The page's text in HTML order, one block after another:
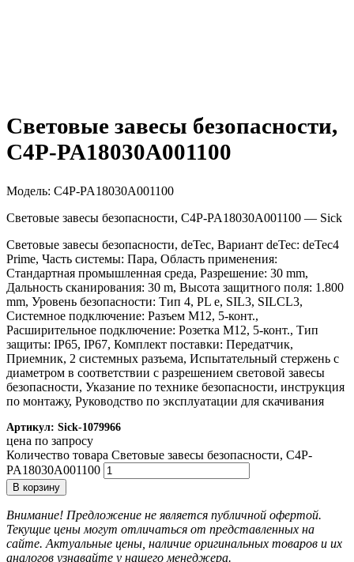
Световые завесы безопасности,
C4P-PA18030A001100
Модель: C4P-PA18030A001100
Световые завесы безопасности, C4P-PA18030A001100 — Sick
Световые завесы безопасности, deTec, Вариант deTec: deTec4
Prime, Часть системы: Пара, Область применения:
Стандартная промышленная среда, Разрешение: 30 mm,
Дальность сканирования: 30 m, Высота защитного поля: 1.800
mm, Уровень безопасности: Тип 4, PL e, SIL3, SILCL3,
Системное подключение: Разъем M12, 5-конт.,
Расширительное подключение: Розетка M12, 5-конт., Тип
защиты: IP65, IP67, Комплект поставки: Передатчик,
Приемник, 2 системных разъема, Испытательный стержень с
диаметром в соответствии с разрешением световой завесы
безопасности, Указание по технике безопасности, инструкция
по монтажу, Руководство по эксплуатации для скачивания
Артикул: Sick-1079966
цена по запросу
Количество товара Световые завесы безопасности, C4P-
PA18030A001100
В корзину
Внимание! Предложение не является публичной офертой.
Текущие цены могут отличаться от представленных на
сайте. Актуальные цены, наличие оригинальных товаров и их
аналогов узнавайте у нашего менеджера.